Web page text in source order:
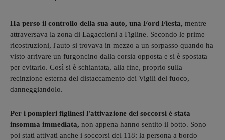
Ha perso il controllo della sua auto, una Ford Fiesta, mentre
attraversava la zona di Lagaccioni a Figline. Secondo le prime
ricostruzioni, l'auto si trovava in mezzo a un sorpasso quando ha
visto arrivare un furgoncino dalla corsia opposta e si è spostata
per evitarlo. Così si è schiantata, alla fine, proprio sulla
recinzione esterna del distaccamento dei Vigili del fuoco,
danneggiandolo.
Per i pompieri figlinesi l'attivazione dei soccorsi è stata
insomma immediata, non appena hanno sentito il botto. Sono
poi stati attivati anche i soccorsi del 118: la persona a bordo